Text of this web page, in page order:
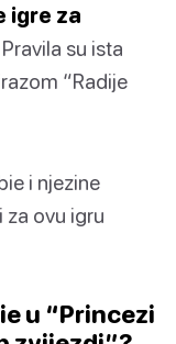
igre za
Pravila su ista
“Radije
i njezine
ovu igru
u “Princezi